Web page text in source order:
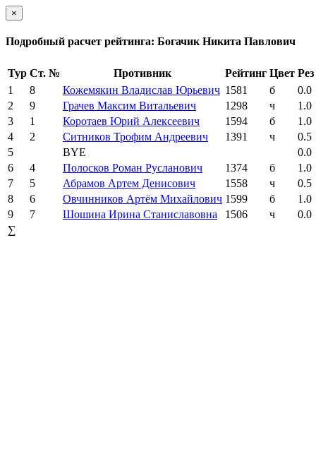
×
Подробный расчет рейтинга: Богачик Никита Павлович
Тур Ст. № Противник Рейтинг Цвет Рез
1
8 Кожемякин Владислав Юрьевич 1581 б
0.0
2
9 Грачев Максим Витальевич 1298 ч
1.0
3
1 Коротаев Юрий Алексеевич 1594 б
1.0
4
2 Ситников Трофим Андреевич 1391 ч
0.5
5
BYE
0.0
6
4 Полосков Роман Русланович 1374 б
1.0
7
5 Абрамов Артем Денисович 1558 ч
0.5
8
6 Овчинников Артём Михайлович 1599 б
1.0
9
7 Шошина Ирина Станиславовна 1506 ч
0.0
∑